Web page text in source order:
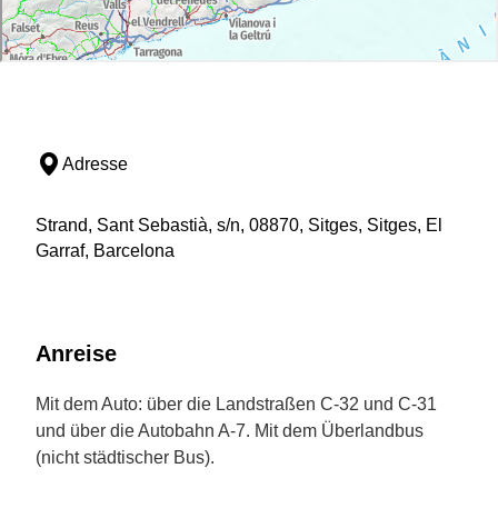
Adresse
Strand, Sant Sebastià, s/n, 08870, Sitges, Sitges, El
Garraf, Barcelona
Anreise
Mit dem Auto: über die Landstraßen C-32 und C-31
und über die Autobahn A-7. Mit dem Überlandbus
(nicht städtischer Bus).